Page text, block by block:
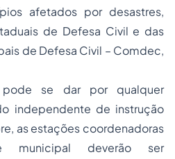
afetados por desastres,
de Defesa Civil e das
de Defesa Civil – Comdec,
se dar por qualquer
independente de instrução
as estações coordenadoras
municipal deverão ser